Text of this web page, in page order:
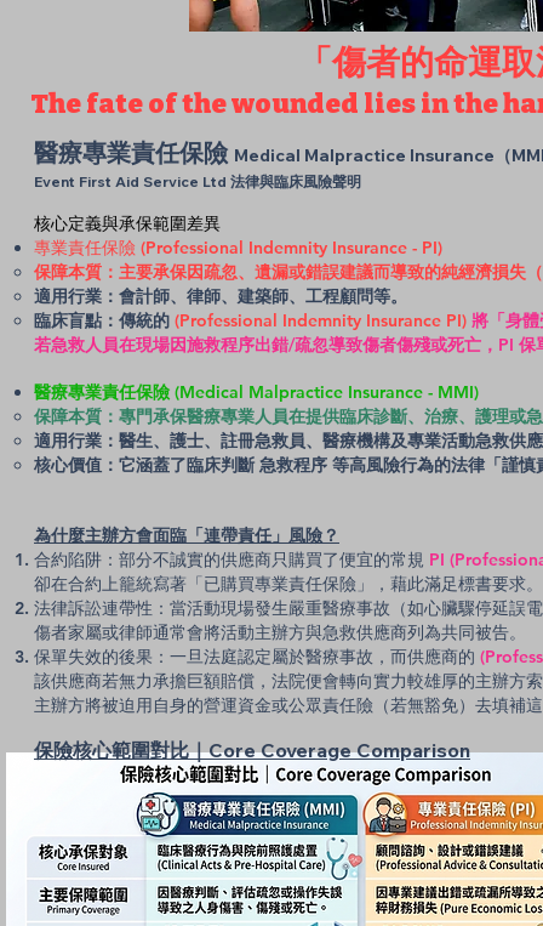
「傷者的命運
The fate of the wounded lies in the
醫療專業責任保險 Medical Malpractice Insurance（
Event First Aid Service Ltd 法律與臨床風險聲明
核心定義與承保範圍差異
專業責任保險 (Professional Indemnity Insurance - PI)
保障本質：主要承保因疏忽、遺漏或錯誤建議而導致的純經濟損失
適用行業：會計師、律師、建築師、工程顧問等。
臨床盲點：傳統的 (Professional Indemnity Insurance PI) 將「身
若急救人員在現場因施救程序出錯/疏忽導致傷者傷殘或死亡，PI 保
醫療專業責任保險 (Medical Malpractice Insurance - MMI)
保障本質：專門承保醫療專業人員在提供臨床診斷、治療、護理
適用行業：醫生、護士、註冊急救員、醫療機構及專業活動急救供
核心價值：它涵蓋了臨床判斷 急救程序 等高風險行為的法律「謹
為什麼主辦方會面臨「連帶責任」風險？
合約陷阱：部分不誠實的供應商只購買了便宜的常規 PI
卻在合約上籠統寫著「已購買專業責任保險」，藉此滿足標書要求。
法律訴訟連帶性：當活動現場發生嚴重醫療事故（如心臟驟停延誤
傷者家屬或律師通常會將活動主辦方與急救供應商列為共同被告。
保單失效的後果：一旦法庭認定屬於醫療事故，而供應商的
該供應商若無力承擔巨額賠償，法院便會轉向實力較雄厚的主辦方
主辦方將被迫用自身的營運資金或公眾責任險（若無豁免）去填補
保險核心範圍對比｜Core Coverage Comparison